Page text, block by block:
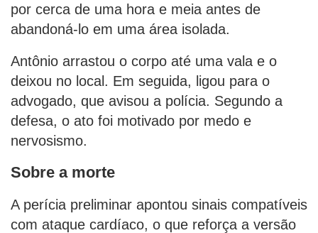
por cerca de uma hora e meia antes de
abandoná-lo em uma área isolada.
Antônio arrastou o corpo até uma vala e o
deixou no local. Em seguida, ligou para o
advogado, que avisou a polícia. Segundo a
defesa, o ato foi motivado por medo e
nervosismo.
Sobre a morte
A perícia preliminar apontou sinais compatíveis
com ataque cardíaco, o que reforça a versão